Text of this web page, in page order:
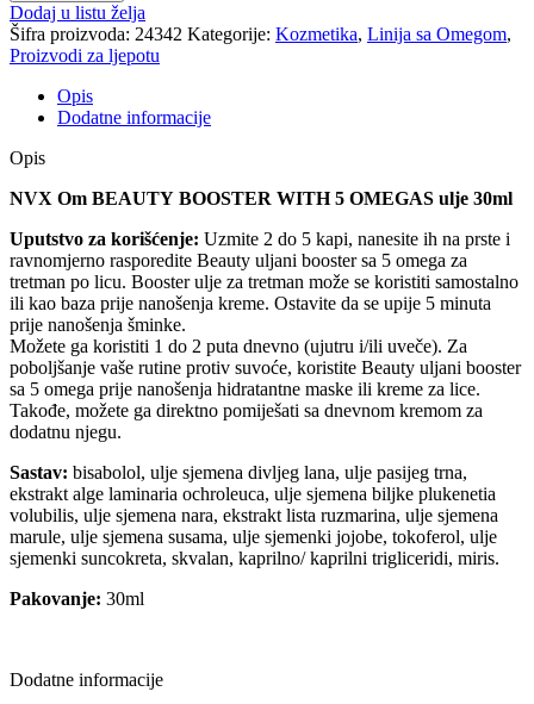
Dodaj u listu želja
Šifra proizvoda: 24342 Kategorije: Kozmetika, Linija sa Omegom,
Proizvodi za ljepotu
Opis
Dodatne informacije
Opis
NVX Om BEAUTY BOOSTER WITH 5 OMEGAS ulje 30ml
Uputstvo za korišćenje: Uzmite 2 do 5 kapi, nanesite ih na prste i
ravnomjerno rasporedite Beauty uljani booster sa 5 omega za
tretman po licu. Booster ulje za tretman može se koristiti samostalno
ili kao baza prije nanošenja kreme. Ostavite da se upije 5 minuta
prije nanošenja šminke.
Možete ga koristiti 1 do 2 puta dnevno (ujutru i/ili uveče). Za
poboljšanje vaše rutine protiv suvoće, koristite Beauty uljani booster
sa 5 omega prije nanošenja hidratantne maske ili kreme za lice.
Takođe, možete ga direktno pomiješati sa dnevnom kremom za
dodatnu njegu.
Sastav: bisabolol, ulje sjemena divljeg lana, ulje pasijeg trna,
ekstrakt alge laminaria ochroleuca, ulje sjemena biljke plukenetia
volubilis, ulje sjemena nara, ekstrakt lista ruzmarina, ulje sjemena
marule, ulje sjemena susama, ulje sjemenki jojobe, tokoferol, ulje
sjemenki suncokreta, skvalan, kaprilno/ kaprilni trigliceridi, miris.
Pakovanje: 30ml
Dodatne informacije